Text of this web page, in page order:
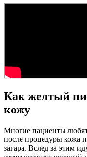
Как желтый
кожу
Многие пациенты
после процедуры кожа
загара. Вслед за этим